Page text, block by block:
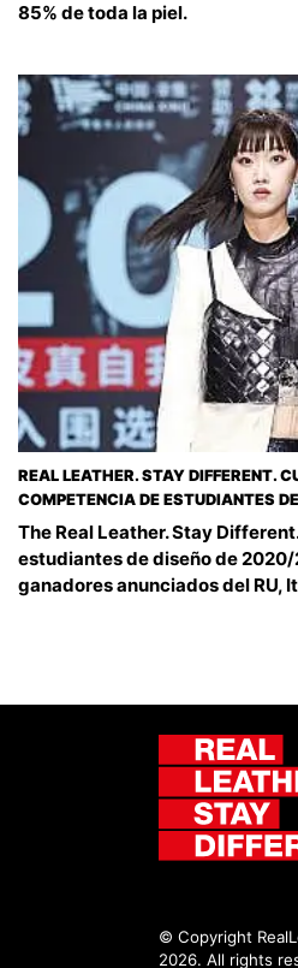
85% de toda la piel.
REAL LEATHER. STAY DIFFERENT.
COMPETENCIA DE ESTUDIANTES
The Real Leather. Stay
estudiantes de diseño de
ganadores anunciados del RU,
© Copyright
2026. All rights